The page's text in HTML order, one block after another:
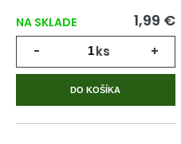
NA SKLADE 1,99 €
- ks +
DO KOŠÍKA